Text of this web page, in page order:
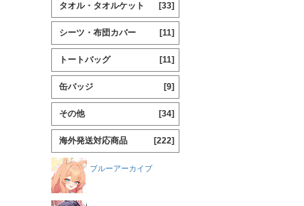
タオル・タオルケット [33]
シーツ・布団カバー [11]
トートバッグ [11]
缶バッジ [9]
その他 [34]
海外発送対応商品 [222]
ブルーアーカイブ